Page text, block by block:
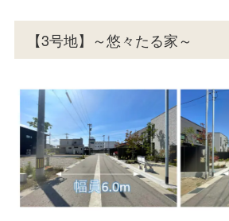
【3号地】～悠々たる家～